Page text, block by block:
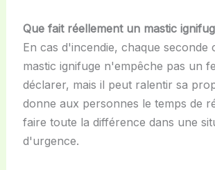
Que fait réellement un mastic
En cas d'incendie, chaque seconde
mastic ignifuge n'empêche pas un
déclarer, mais il peut ralentir sa
donne aux personnes le temps de
faire toute la différence dans une
d'urgence.